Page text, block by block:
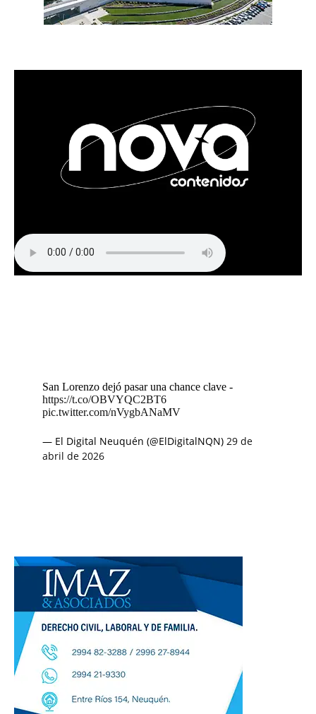
San Lorenzo dejó pasar una chance clave -
https://t.co/OBVYQC2BT6
pic.twitter.com/nVygbANaMV
— El Digital Neuquén (@ElDigitalNQN) 29 de
abril de 2026